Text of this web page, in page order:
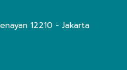
12210 - Jakarta